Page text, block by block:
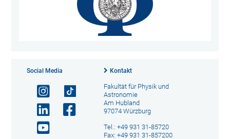
Social Media Kontakt
Fakultät für Physik und
Astronomie
Am Hubland
97074 Würzburg
Tel.: +49 931 31-85720
Fax: +49 931 31-857200